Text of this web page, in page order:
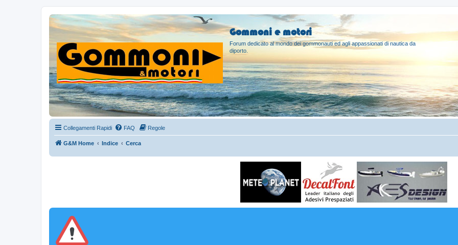
Gommoni e motori
Forum dedicato al mondo dei gommonauti ed agli appassionati di nautica da
diporto.
Collegamenti Rapidi FAQ Regole
G&M Home Indice Cerca